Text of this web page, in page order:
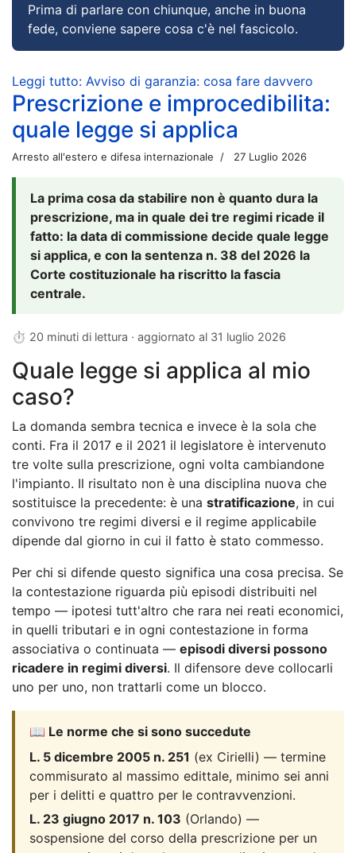
Prima di parlare con chiunque, anche in buona
fede, conviene sapere cosa c'è nel fascicolo.
Leggi tutto: Avviso di garanzia: cosa fare davvero
Prescrizione e improcedibilita:
quale legge si applica
Arresto all'estero e difesa internazionale 27 Luglio 2026
La prima cosa da stabilire non è quanto dura la
prescrizione, ma in quale dei tre regimi ricade il
fatto: la data di commissione decide quale legge
si applica, e con la sentenza n. 38 del 2026 la
Corte costituzionale ha riscritto la fascia
centrale.
⏱ 20 minuti di lettura · aggiornato al 31 luglio 2026
Quale legge si applica al mio
caso?
La domanda sembra tecnica e invece è la sola che
conti. Fra il 2017 e il 2021 il legislatore è intervenuto
tre volte sulla prescrizione, ogni volta cambiandone
l'impianto. Il risultato non è una disciplina nuova che
sostituisce la precedente: è una stratificazione, in cui
convivono tre regimi diversi e il regime applicabile
dipende dal giorno in cui il fatto è stato commesso.
Per chi si difende questo significa una cosa precisa. Se
la contestazione riguarda più episodi distribuiti nel
tempo — ipotesi tutt'altro che rara nei reati economici,
in quelli tributari e in ogni contestazione in forma
associativa o continuata — episodi diversi possono
ricadere in regimi diversi. Il difensore deve collocarli
uno per uno, non trattarli come un blocco.
📖 Le norme che si sono succedute
L. 5 dicembre 2005 n. 251 (ex Cirielli) — termine
commisurato al massimo edittale, minimo sei anni
per i delitti e quattro per le contravvenzioni.
L. 23 giugno 2017 n. 103 (Orlando) —
sospensione del corso della prescrizione per un